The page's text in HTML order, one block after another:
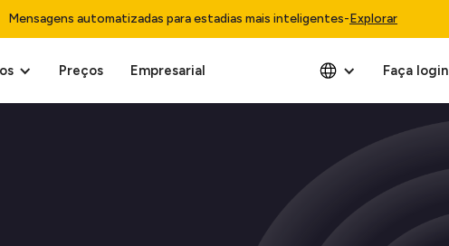
Mensagens automatizadas para estadias mais inteligentes-Explorar
Preços Empresarial Faça login